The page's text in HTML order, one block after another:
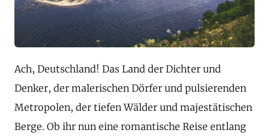
Ach, Deutschland! Das Land der Dichter und
Denker, der malerischen Dörfer und pulsierenden
Metropolen, der tiefen Wälder und majestätischen
Berge. Ob ihr nun eine romantische Reise entlang